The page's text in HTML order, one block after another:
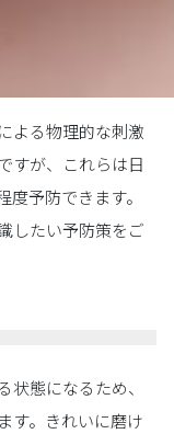
よる物理的な刺激
すが、これらは日
予防できます。
したい予防策をご
態になるため、
す。きれいに磨け